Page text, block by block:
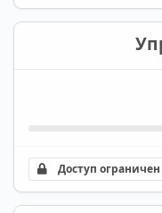
Доступ ограничен